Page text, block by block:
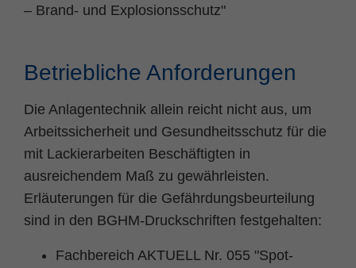
– Brand- und Explosionsschutz"
Betriebliche Anforderungen
Die Anlagentechnik allein reicht nicht aus, um
Arbeitssicherheit und Gesundheitsschutz für die
mit Lackierarbeiten Beschäftigten in
ausreichendem Maß zu gewährleisten.
Erläuterungen für die Gefährdungsbeurteilung
sind in den BGHM-Druckschriften festgehalten:
Fachbereich AKTUELL Nr. 055 "Spot-